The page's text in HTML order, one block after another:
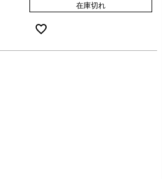
在庫切れ